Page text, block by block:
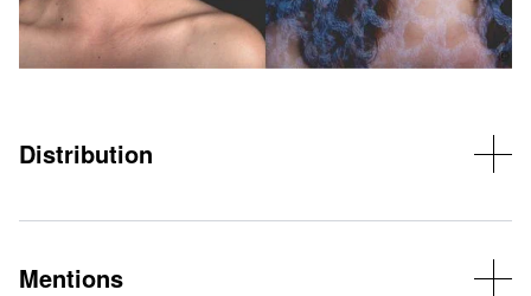
Distribution
Guitare, chant : Laura Zanetti
Percussions, chant : Elise Pastor
Mentions